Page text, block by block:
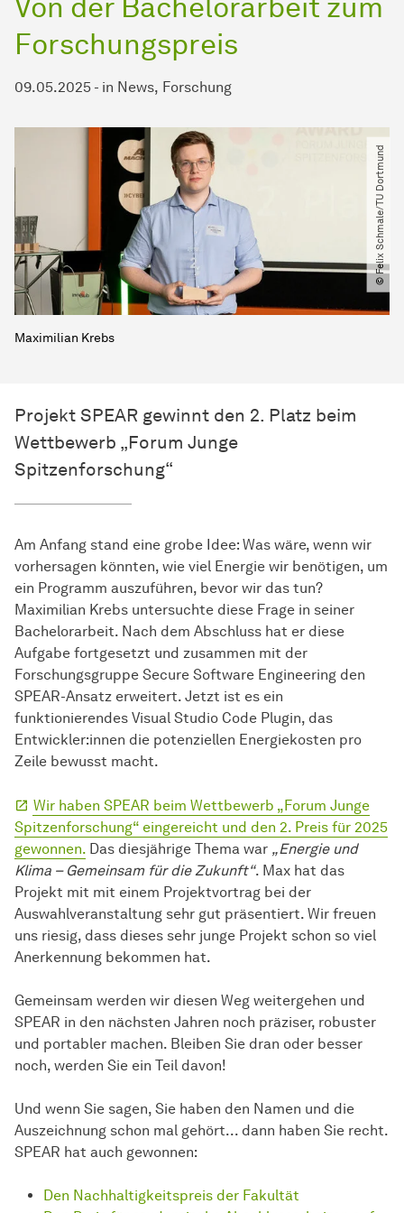
Forschungspreis
09.05.2025 - in News Forschung
© Felix Schmale​​​/​​​TU Dortmund
Maximilian Krebs
Projekt SPEAR gewinnt den 2. Platz beim
Wettbewerb „Forum Junge
Spitzenforschung“
Am Anfang stand eine grobe Idee: Was wäre, wenn wir
vorhersagen könnten, wie viel Energie wir benötigen, um
ein Programm auszuführen, bevor wir das tun?
Maximilian Krebs untersuchte diese Frage in seiner
Bachelorarbeit. Nach dem Abschluss hat er diese
Aufgabe fortgesetzt und zusammen mit der
Forschungsgruppe Secure Software Engineering den
SPEAR-Ansatz erweitert. Jetzt ist es ein
funktionierendes Visual Studio Code Plugin, das
Entwickler:innen die potenziellen Energiekosten pro
Zeile bewusst macht.
Wir haben SPEAR beim Wettbewerb „Forum Junge
Spitzenforschung“ eingereicht und den 2. Preis für 2025
gewonnen. Das diesjährige Thema war „Energie und
Klima – Gemeinsam für die Zukunft“. Max hat das
Projekt mit mit einem Projektvortrag bei der
Auswahlveranstaltung sehr gut präsentiert. Wir freuen
uns riesig, dass dieses sehr junge Projekt schon so viel
Anerkennung bekommen hat.
Gemeinsam werden wir diesen Weg weitergehen und
SPEAR in den nächsten Jahren noch präziser, robuster
und portabler machen. Bleiben Sie dran oder besser
noch, werden Sie ein Teil davon!
Und wenn Sie sagen, Sie haben den Namen und die
Auszeichnung schon mal gehört... dann haben Sie recht.
SPEAR hat auch gewonnen:
Den Nachhaltigkeitspreis der Fakultät